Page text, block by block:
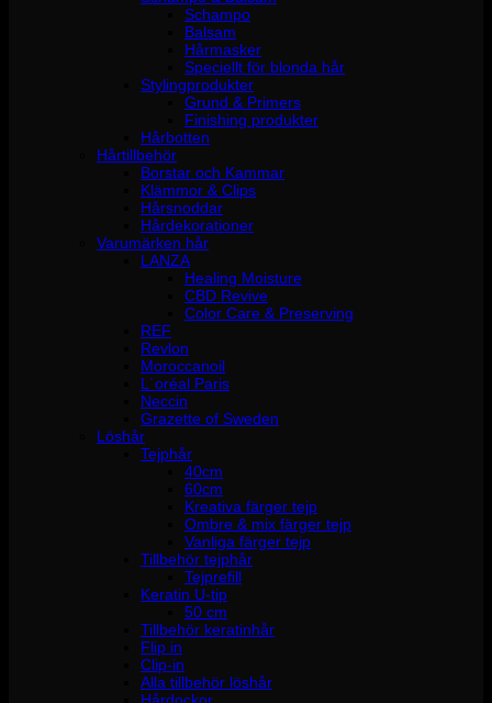
Schampo
Balsam
Hårmasker
Speciellt för blonda hår
Stylingprodukter
Grund & Primers
Finishing produkter
Hårbotten
Hårtillbehör
Borstar och Kammar
Klämmor & Clips
Hårsnoddar
Hårdekorationer
Varumärken hår
LANZA
Healing Moisture
CBD Revive
Color Care & Preserving
REF
Revlon
Moroccanoil
L´oréal Paris
Neccin
Grazette of Sweden
Löshår
Tejphår
40cm
60cm
Kreativa färger tejp
Ombre & mix färger tejp
Vanliga färger tejp
Tillbehör tejphår
Tejprefill
Keratin U-tip
50 cm
Tillbehör keratinhår
Flip in
Clip-in
Alla tillbehör löshår
Hårdockor